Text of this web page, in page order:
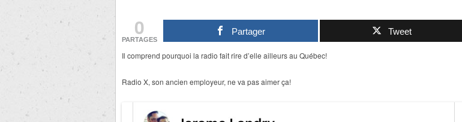
0
PARTAGES
Partager Tweet
Il comprend pourquoi la radio fait rire d’elle ailleurs au Québec!
Radio X, son ancien employeur, ne va pas aimer ça!